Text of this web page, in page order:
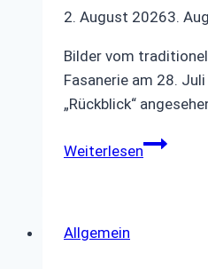
2. August 20263.
Bilder vom
Fasanerie am 28.
„Rückblick“
WeiterlesenBilder
Allgemein